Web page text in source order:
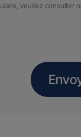
veuillez consulter